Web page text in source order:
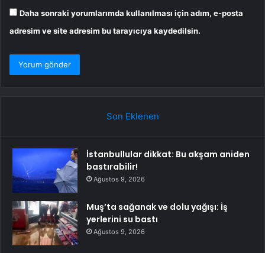
Daha sonraki yorumlarımda kullanılması için adım, e-posta
adresim ve site adresim bu tarayıcıya kaydedilsin.
Son Eklenen
İstanbullular dikkat: Bu akşam aniden
bastırabilir!
Ağustos 9, 2026
Muş’ta sağanak ve dolu yağışı: İş
yerlerini su bastı
Ağustos 9, 2026